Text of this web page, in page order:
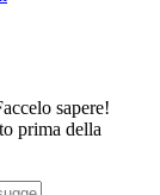
sapere!
prima della